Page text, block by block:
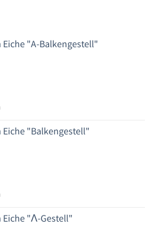
"A-Balkengestell"
"Balkengestell"
Eiche "Ʌ-Gestell"